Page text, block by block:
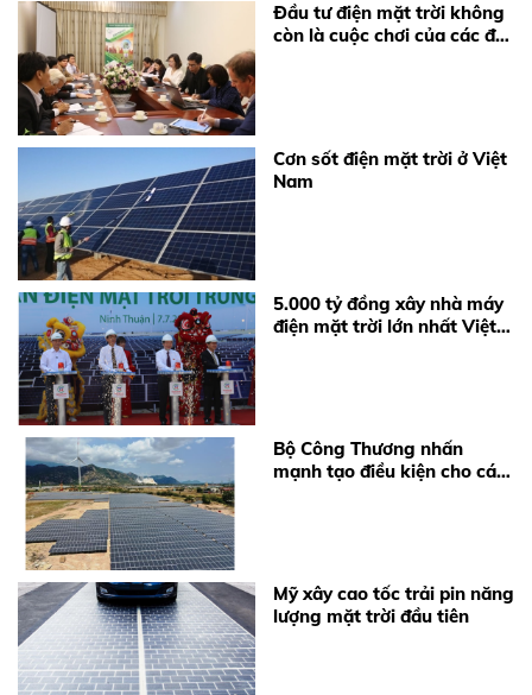
Đầu tư điện mặt trời không
còn là cuộc chơi của các đại
Cơn sốt điện mặt trời ở Việt
Nam
5.000 tỷ đồng xây nhà máy
điện mặt trời lớn nhất Việt
Bộ Công Thương nhấn
mạnh tạo điều kiện cho các
Mỹ xây cao tốc trải pin năng
lượng mặt trời đầu tiên